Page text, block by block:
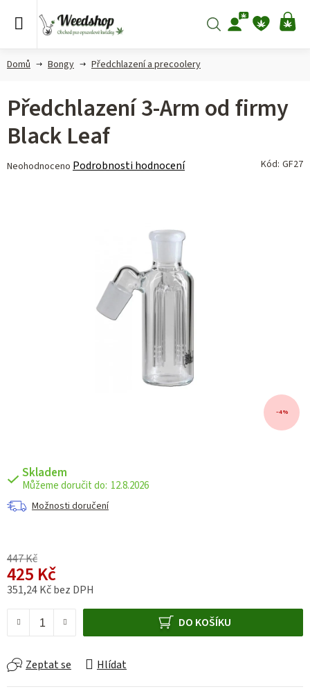
Hledat
Domů Bongy Předchlazení a precoolery
Skladem
12.8.2026
Možnosti doručení
447 Kč
425 Kč
351,24 Kč bez DPH
DO KOŠÍKU
Zeptat se Hlídat
Předchlazení 3-Arm od firmy
Black Leaf
Průměrné
Neohodnoceno Podrobnosti hodnocení Kód: GF27
–4 %